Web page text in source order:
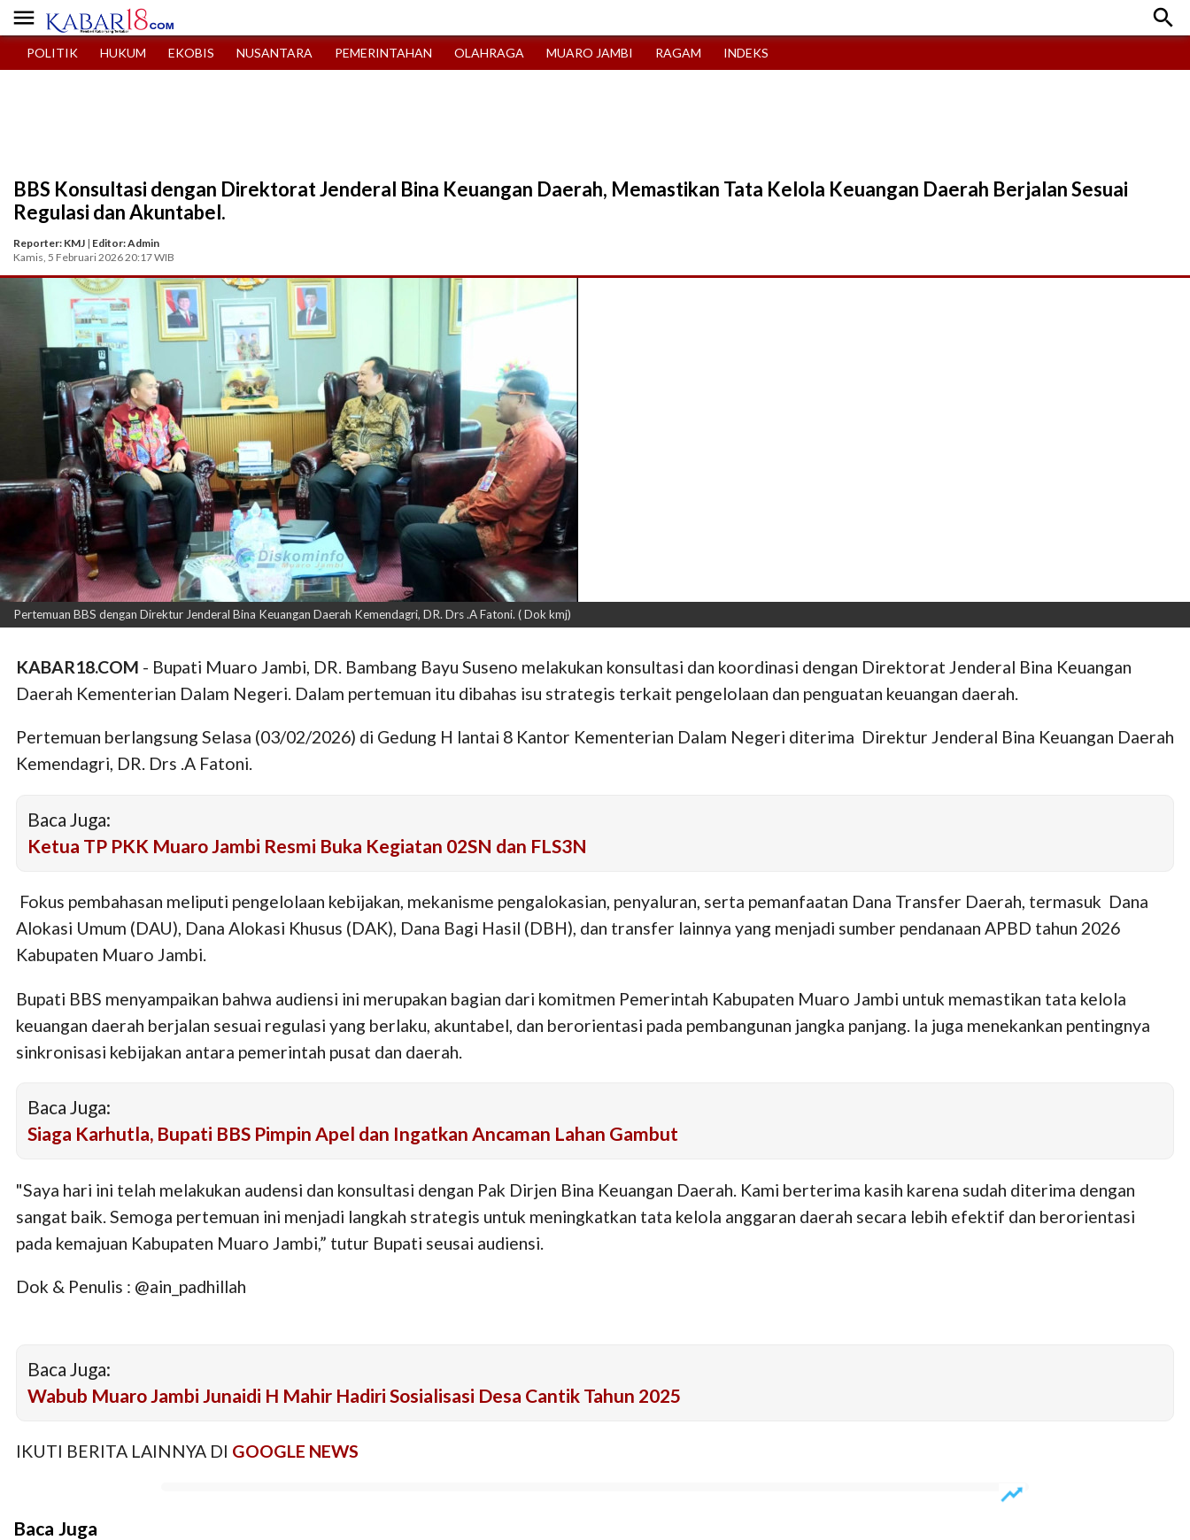
 
POLITIK HUKUM EKOBIS NUSANTARA PEMERINTAHAN OLAHRAGA MUARO JAMBI RAGAM INDEKS
BBS Konsultasi dengan Direktorat Jenderal Bina Keuangan Daerah, Memastikan Tata Kelola Keuangan Daerah Berjalan Sesuai
Regulasi dan Akuntabel.
Reporter: KMJ | Editor: Admin
Kamis, 5 Februari 2026 20:17 WIB
Pertemuan BBS dengan Direktur Jenderal Bina Keuangan Daerah Kemendagri, DR. Drs .A Fatoni. ( Dok kmj)
KABAR18.COM - Bupati Muaro Jambi, DR. Bambang Bayu Suseno melakukan konsultasi dan koordinasi dengan Direktorat Jenderal Bina Keuangan
Daerah Kementerian Dalam Negeri. Dalam pertemuan itu dibahas isu strategis terkait pengelolaan dan penguatan keuangan daerah.
Pertemuan berlangsung Selasa (03/02/2026) di Gedung H lantai 8 Kantor Kementerian Dalam Negeri diterima Direktur Jenderal Bina Keuangan Daerah
Kemendagri, DR. Drs .A Fatoni.
Baca Juga:
Ketua TP PKK Muaro Jambi Resmi Buka Kegiatan 02SN dan FLS3N
Fokus pembahasan meliputi pengelolaan kebijakan, mekanisme pengalokasian, penyaluran, serta pemanfaatan Dana Transfer Daerah, termasuk Dana
Alokasi Umum (DAU), Dana Alokasi Khusus (DAK), Dana Bagi Hasil (DBH), dan transfer lainnya yang menjadi sumber pendanaan APBD tahun 2026
Kabupaten Muaro Jambi.
Bupati BBS menyampaikan bahwa audiensi ini merupakan bagian dari komitmen Pemerintah Kabupaten Muaro Jambi untuk memastikan tata kelola
keuangan daerah berjalan sesuai regulasi yang berlaku, akuntabel, dan berorientasi pada pembangunan jangka panjang. Ia juga menekankan pentingnya
sinkronisasi kebijakan antara pemerintah pusat dan daerah.
Baca Juga:
Siaga Karhutla, Bupati BBS Pimpin Apel dan Ingatkan Ancaman Lahan Gambut
"Saya hari ini telah melakukan audensi dan konsultasi dengan Pak Dirjen Bina Keuangan Daerah. Kami berterima kasih karena sudah diterima dengan
sangat baik. Semoga pertemuan ini menjadi langkah strategis untuk meningkatkan tata kelola anggaran daerah secara lebih efektif dan berorientasi
pada kemajuan Kabupaten Muaro Jambi,” tutur Bupati seusai audiensi.
Dok & Penulis : @ain_padhillah
Baca Juga:
Wabub Muaro Jambi Junaidi H Mahir Hadiri Sosialisasi Desa Cantik Tahun 2025
IKUTI BERITA LAINNYA DI GOOGLE NEWS
Baca Juga